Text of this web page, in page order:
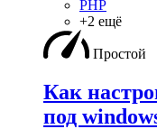
PHP
+2 ещё
Простой
Как
под